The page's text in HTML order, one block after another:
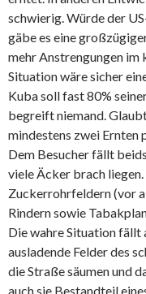
schwierig. Würde der
gäbe es eine
mehr Anstrengungen im
Situation wäre sicher
Kuba soll fast 80%
begreift niemand.
mindestens zwei Ernten
Dem Besucher fällt
viele Äcker brach
Zuckerrohrfeldern (vor
Rindern sowie
Die wahre Situation fällt
ausladende Felder des
die Straße säumen und
auch sie Bestandteil